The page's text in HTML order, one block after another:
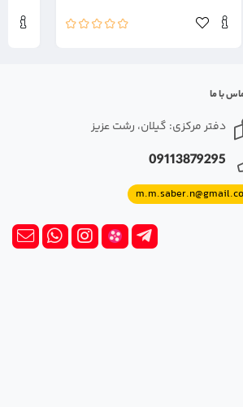
با ما
دفتر مرکزی: گیلان، رشت عزیز
09113879295